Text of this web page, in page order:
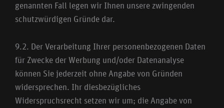
genannten Fall legen wir Ihnen unsere zwingenden
schutzwürdigen Gründe dar.
9.2. Der Verarbeitung Ihrer personenbezogenen Daten
für Zwecke der Werbung und/oder Datenanalyse
können Sie jederzeit ohne Angabe von Gründen
widersprechen. Ihr diesbezügliches
Widerspruchsrecht setzen wir um; die Angabe von